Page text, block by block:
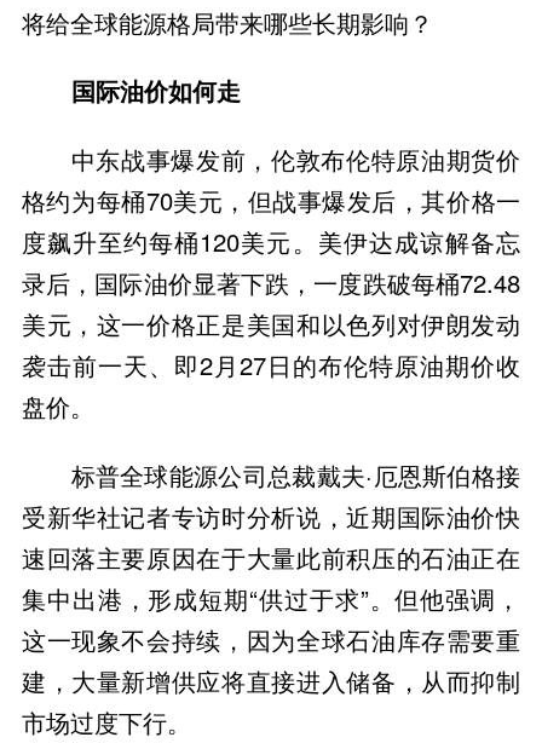
将给全球能源格局带来哪些长期影响？
国际油价如何走
中东战事爆发前，伦敦布伦特原油期货价
格约为每桶70美元，但战事爆发后，其价格一
度飙升至约每桶120美元。美伊达成谅解备忘
录后，国际油价显著下跌，一度跌破每桶72.48
美元，这一价格正是美国和以色列对伊朗发动
袭击前一天、即2月27日的布伦特原油期价收
盘价。
标普全球能源公司总裁戴夫·厄恩斯伯格接
受新华社记者专访时分析说，近期国际油价快
速回落主要原因在于大量此前积压的石油正在
集中出港，形成短期“供过于求”。但他强调，
这一现象不会持续，因为全球石油库存需要重
建，大量新增供应将直接进入储备，从而抑制
市场过度下行。